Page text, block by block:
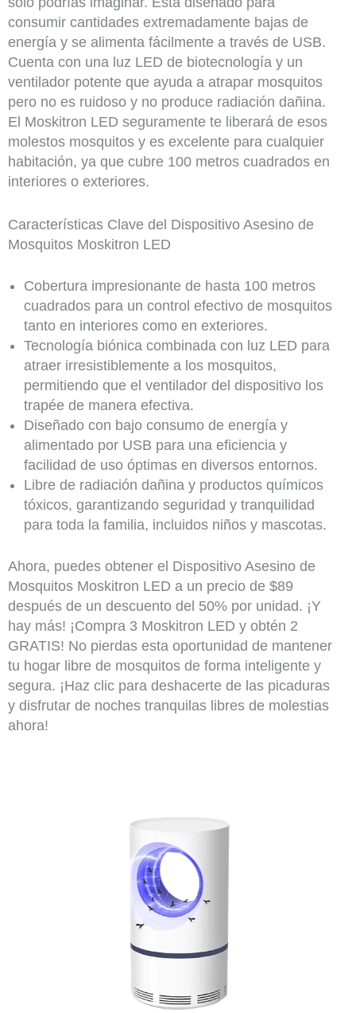
consumir cantidades extremadamente bajas de
energía y se alimenta fácilmente a través de USB.
Cuenta con una luz LED de biotecnología y un
ventilador potente que ayuda a atrapar mosquitos
pero no es ruidoso y no produce radiación dañina.
El Moskitron LED seguramente te liberará de esos
molestos mosquitos y es excelente para cualquier
habitación, ya que cubre 100 metros cuadrados en
interiores o exteriores.
Características Clave del Dispositivo Asesino de
Mosquitos Moskitron LED
Cobertura impresionante de hasta 100 metros
cuadrados para un control efectivo de mosquitos
tanto en interiores como en exteriores.
Tecnología biónica combinada con luz LED para
atraer irresistiblemente a los mosquitos,
permitiendo que el ventilador del dispositivo los
trapée de manera efectiva.
Diseñado con bajo consumo de energía y
alimentado por USB para una eficiencia y
facilidad de uso óptimas en diversos entornos.
Libre de radiación dañina y productos químicos
tóxicos, garantizando seguridad y tranquilidad
para toda la familia, incluidos niños y mascotas.
Ahora, puedes obtener el Dispositivo Asesino de
Mosquitos Moskitron LED a un precio de $89
después de un descuento del 50% por unidad. ¡Y
hay más! ¡Compra 3 Moskitron LED y obtén 2
GRATIS! No pierdas esta oportunidad de mantener
tu hogar libre de mosquitos de forma inteligente y
segura. ¡Haz clic para deshacerte de las picaduras
y disfrutar de noches tranquilas libres de molestias
ahora!